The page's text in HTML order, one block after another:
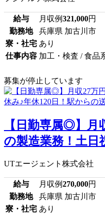
給与 月収例321,000円
勤務地
兵庫県 加古川市
寮・社宅 あり
仕事内容 加工・検査 / 食品
募集が停止しています
【日勤専属◎】
の製造業務！土日
UTエージェント株式会社
給与 月収例270,000円
勤務地
兵庫県 加古川市
寮・社宅 あり